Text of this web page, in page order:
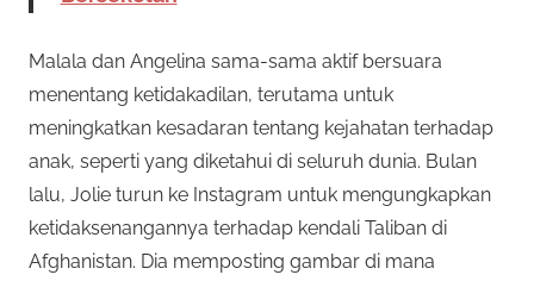
Malala dan Angelina sama-sama aktif bersuara
menentang ketidakadilan, terutama untuk
meningkatkan kesadaran tentang kejahatan terhadap
anak, seperti yang diketahui di seluruh dunia. Bulan
lalu, Jolie turun ke Instagram untuk mengungkapkan
ketidaksenangannya terhadap kendali Taliban di
Afghanistan. Dia memposting gambar di mana